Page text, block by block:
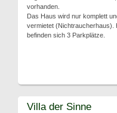
vorhanden.
Das Haus wird nur komplett
vermietet (Nichtraucherhaus).
befinden sich 3 Parkplätze.
Villa der Sinne